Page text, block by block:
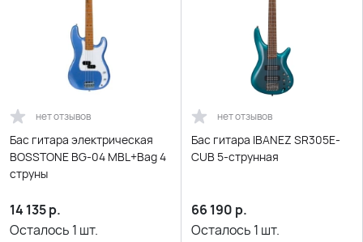
нет отзывов
Бас гитара электрическая
BOSSTONE BG-04 MBL+Bag 4
струны
14 135р.
Осталось 1 шт.
нет отзывов
Бас гитара IBANEZ SR305E-
CUB 5-струнная
66 190 р.
Осталось 1 шт.